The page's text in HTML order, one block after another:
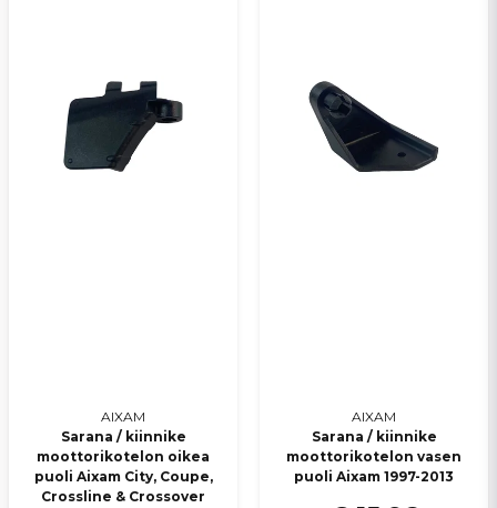
AIXAM
Sarana / kiinnike
moottorikotelon oikea
puoli Aixam City, Coupe,
Crossline & Crossover
AIXAM
Sarana / kiinnike
moottorikotelon vasen
puoli Aixam 1997-2013